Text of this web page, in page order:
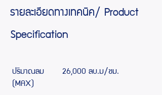
รายละเอียดทางเทคนิค/ Product
Specification
ปริมาณลม
(MAX)
26,000 ลบ.ม/ชม.